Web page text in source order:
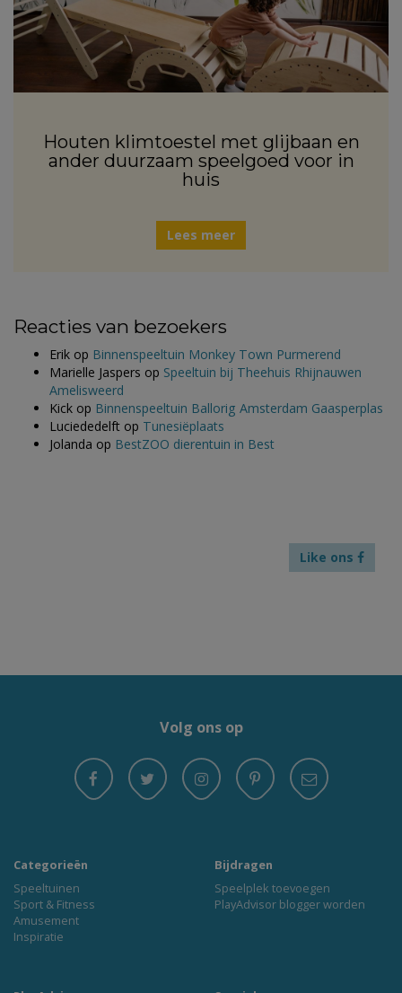
Houten klimtoestel met glijbaan en
ander duurzaam speelgoed voor in
huis
Lees meer
Reacties van bezoekers
Erik op Binnenspeeltuin Monkey Town Purmerend
Marielle Jaspers op Speeltuin bij Theehuis Rhijnauwen
Amelisweerd
Kick op Binnenspeeltuin Ballorig Amsterdam Gaasperplas
Luciededelft op Tunesiëplaats
Jolanda op BestZOO dierentuin in Best
Like ons
Volg ons op
Categorieën
Speeltuinen
Sport & Fitness
Amusement
Inspiratie
Bijdragen
Speelplek toevoegen
PlayAdvisor blogger worden